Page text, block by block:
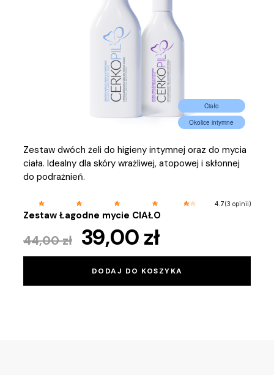
Ciało
Okolice intymne
Zestaw Łagodne mycie CIAŁO
Zestaw dwóch żeli do higieny intymnej oraz do mycia
ciała. Idealny dla skóry wrażliwej, atopowej i skłonnej
do podrażnień.
44,00zł 39,00zł
4.7(3 opinii)
DODAJ DO KOSZYKA